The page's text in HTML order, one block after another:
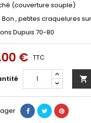
(couverture souple)
Bon , petites craquelures
Dupuis 70-80
€ TTC
